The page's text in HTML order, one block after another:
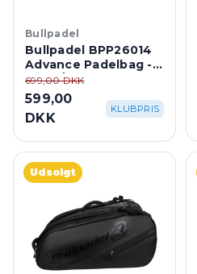
Bullpadel
Bullpadel BPP26014
Advance Padelbag -
Black/Orange
699,00 DKK
599,00
DKK
KLUBPRIS
Udsolgt